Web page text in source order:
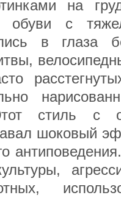
на
обуви с
в глаза
стиль с
шоковый